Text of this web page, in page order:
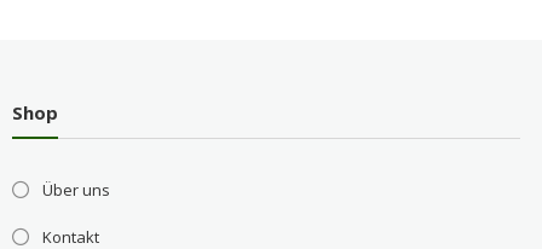
Shop
Über uns
Kontakt